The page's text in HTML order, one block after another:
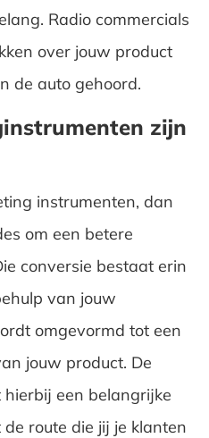
Radio commercials
over jouw product
de auto gehoord.
zijn
instrumenten, dan
om een betere
conversie bestaat erin
van jouw
omgevormd tot een
jouw product. De
een belangrijke
route die jij je klanten